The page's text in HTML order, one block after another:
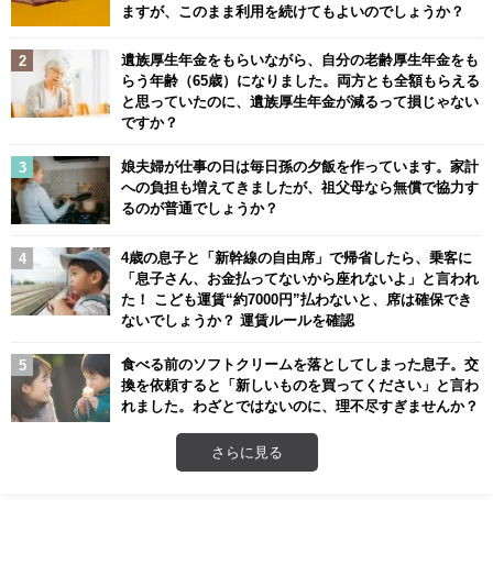
ますが、このまま利用を続けてもよいのでしょうか？
遺族厚生年金をもらいながら、自分の老齢厚生年金をも
らう年齢（65歳）になりました。両方とも全額もらえる
と思っていたのに、遺族厚生年金が減るって損じゃない
ですか？
娘夫婦が仕事の日は毎日孫の夕飯を作っています。家計
への負担も増えてきましたが、祖父母なら無償で協力す
るのが普通でしょうか？
4歳の息子と「新幹線の自由席」で帰省したら、乗客に
「息子さん、お金払ってないから座れないよ」と言われ
た！ こども運賃“約7000円”払わないと、席は確保でき
ないでしょうか？ 運賃ルールを確認
食べる前のソフトクリームを落としてしまった息子。交
換を依頼すると「新しいものを買ってください」と言わ
れました。わざとではないのに、理不尽すぎませんか？
さらに見る